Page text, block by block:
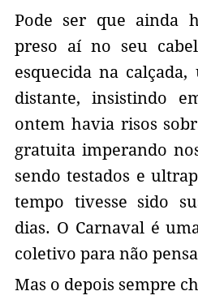
Pode ser que ainda
preso aí no seu
esquecida na
distante, insistindo
ontem havia risos
gratuita imperando
sendo testados e
tempo tivesse sido
dias. O Carnaval é
coletivo para não
Mas o depois sempre